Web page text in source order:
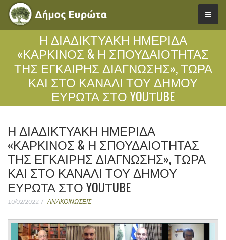
Η ΔΙΑΔΙΚΤΥΑΚΗ ΗΜΕΡΙΔΑ
«ΚΑΡΚΙΝΟΣ & Η ΣΠΟΥΔΑΙΟΤΗΤΑΣ
ΤΗΣ ΕΓΚΑΙΡΗΣ ΔΙΑΓΝΩΣΗΣ», ΤΩΡΑ
ΚΑΙ ΣΤΟ ΚΑΝΑΛΙ ΤΟΥ ΔΗΜΟΥ
ΕΥΡΩΤΑ ΣΤΟ YOUΤUBE
Η ΔΙΑΔΙΚΤΥΑΚΗ ΗΜΕΡΙΔΑ
«ΚΑΡΚΙΝΟΣ & Η ΣΠΟΥΔΑΙΟΤΗΤΑΣ
ΤΗΣ ΕΓΚΑΙΡΗΣ ΔΙΑΓΝΩΣΗΣ», ΤΩΡΑ
ΚΑΙ ΣΤΟ ΚΑΝΑΛΙ ΤΟΥ ΔΗΜΟΥ
ΕΥΡΩΤΑ ΣΤΟ YOUΤUBE
10/02/2022 ΑΝΑΚΟΙΝΩΣΕΙΣ